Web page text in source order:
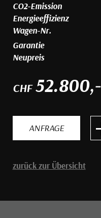
CO2-Emission
Energieeffizienz
Wagen-Nr.
Garantie
Neupreis
CHF52.800,-
ANFRAGE
zurück zur Übersicht